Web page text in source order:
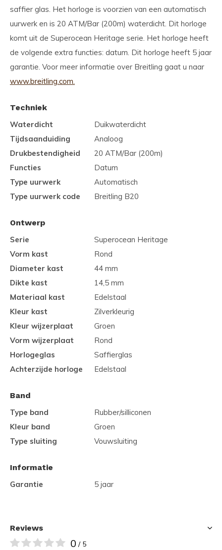
saffier glas. Het horloge is voorzien van een automatisch
uurwerk en is 20 ATM/Bar (200m) waterdicht. Dit horloge
komt uit de Superocean Heritage serie. Het horloge heeft
de volgende extra functies: datum. Dit horloge heeft 5 jaar
garantie. Voor meer informatie over Breitling gaat u naar
www.breitling.com.
Techniek
Waterdicht
Duikwaterdicht
Tijdsaanduiding
Analoog
Drukbestendigheid
20 ATM/Bar (200m)
Functies
Datum
Type uurwerk
Automatisch
Type uurwerk code
Breitling B20
Ontwerp
Serie
Superocean Heritage
Vorm kast
Rond
Diameter kast
44 mm
Dikte kast
14,5 mm
Materiaal kast
Edelstaal
Kleur kast
Zilverkleurig
Kleur wijzerplaat
Groen
Vorm wijzerplaat
Rond
Horlogeglas
Saffierglas
Achterzijde horloge
Edelstaal
Band
Type band
Rubber/silliconen
Kleur band
Groen
Type sluiting
Vouwsluiting
Informatie
Garantie
5 jaar
Reviews
0 / 5